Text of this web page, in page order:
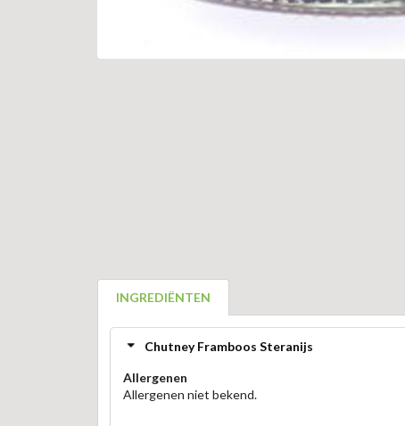
INGREDIËNTEN
Chutney Framboos Steranijs
Allergenen
Allergenen niet bekend.